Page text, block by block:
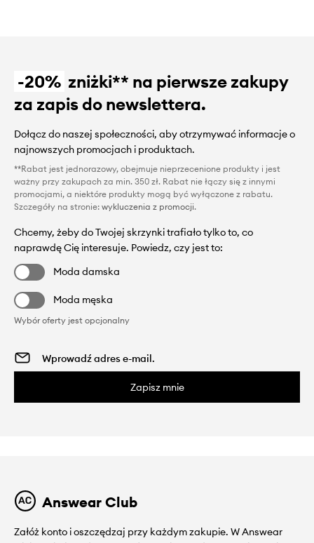
-20% zniżki** na pierwsze zakupy
za zapis do newslettera.
Dołącz do naszej społeczności, aby otrzymywać informacje o
najnowszych promocjach i produktach.
**Rabat jest jednorazowy, obejmuje nieprzecenione produkty i jest
ważny przy zakupach za min. 350 zł. Rabat nie łączy się z innymi
promocjami, a niektóre produkty mogą być wyłączone z rabatu.
Szczegóły na stronie: wykluczenia z promocji.
Chcemy, żeby do Twojej skrzynki trafiało tylko to, co
naprawdę Cię interesuje. Powiedz, czy jest to:
Moda damska
Moda męska
Wybór oferty jest opcjonalny
Zapisz mnie
Answear Club
Załóż konto i oszczędzaj przy każdym zakupie. W Answear